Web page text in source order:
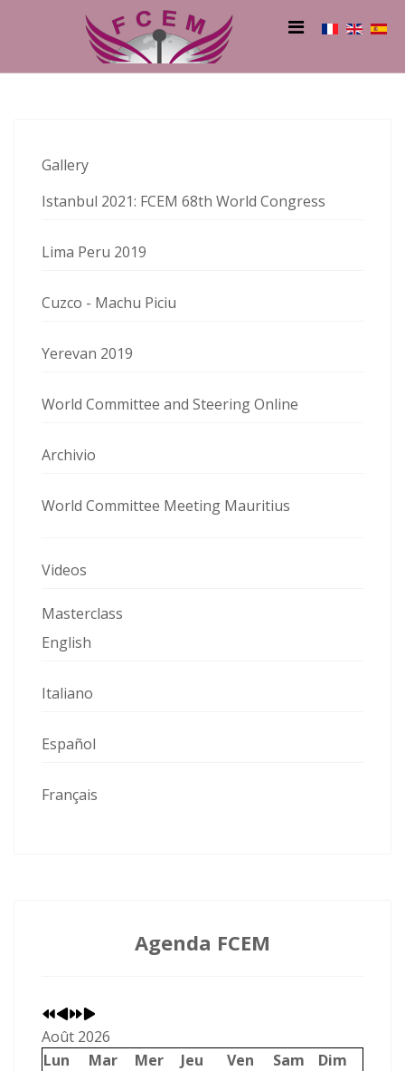
Gallery
Istanbul 2021: FCEM 68th World Congress
Lima Peru 2019
Cuzco - Machu Piciu
Yerevan 2019
World Committee and Steering Online
Archivio
World Committee Meeting Mauritius
Videos
Masterclass
English
Italiano
Español
Français
Agenda FCEM
Année
précédente
Mois
précédent
Année
suivante
Mois
suivant
Août 2026
Lun
Mar Mer Jeu Ven Sam
Dim